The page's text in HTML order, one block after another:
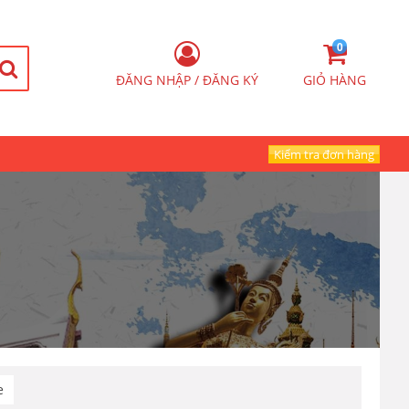
ĐĂNG NHẬP / ĐĂNG KÝ
0
GIỎ HÀNG
Kiểm tra đơn hàng